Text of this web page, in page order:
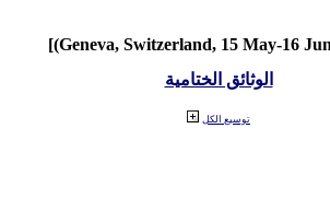
الوثائق الختامية
توسيع الكل